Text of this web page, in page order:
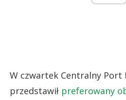
W czwartek Centralny Port
przedstawił preferowany